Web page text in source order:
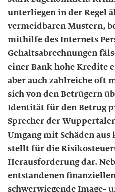
unterliegen in der Regel
vermeidbaren Mustern,
mithilfe des Internets
Gehaltsabrechnungen
einer Bank hohe Kredite
aber auch zahlreiche oft
sich von den Betrügern
Identität für den Betrug
Sprecher der
Umgang mit Schäden
stellt für die
Herausforderung dar.
entstandenen
schwerwiegende Image-